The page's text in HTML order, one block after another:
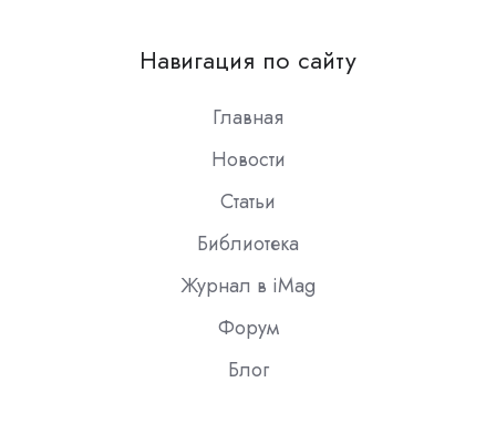
Slack
Навигация по сайту
Главная
Новости
Статьи
Библиотека
Журнал в iMag
Форум
Блог